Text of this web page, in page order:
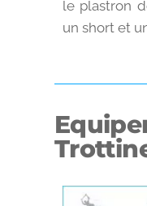
le plastron
un short et